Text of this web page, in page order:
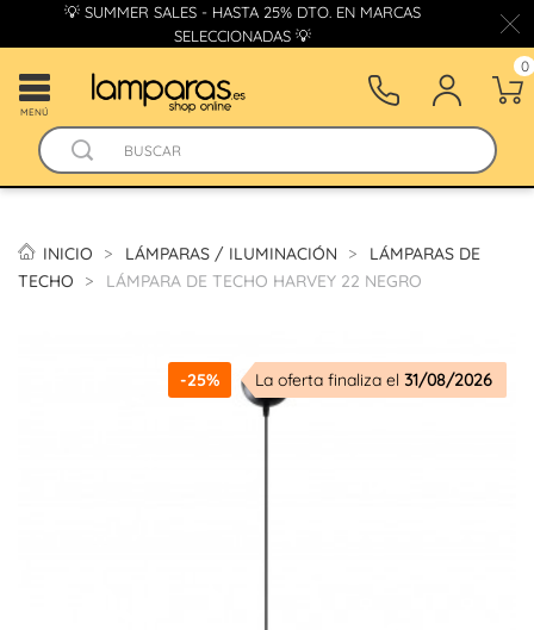
💡 SUMMER SALES - HASTA 25% DTO. EN MARCAS
SELECCIONADAS 💡
MENÚ
0
INICIO LÁMPARAS / ILUMINACIÓN
LÁMPARAS DE
TECHO
LÁMPARA DE TECHO HARVEY 22 NEGRO
-25% La oferta finaliza el 31/08/2026